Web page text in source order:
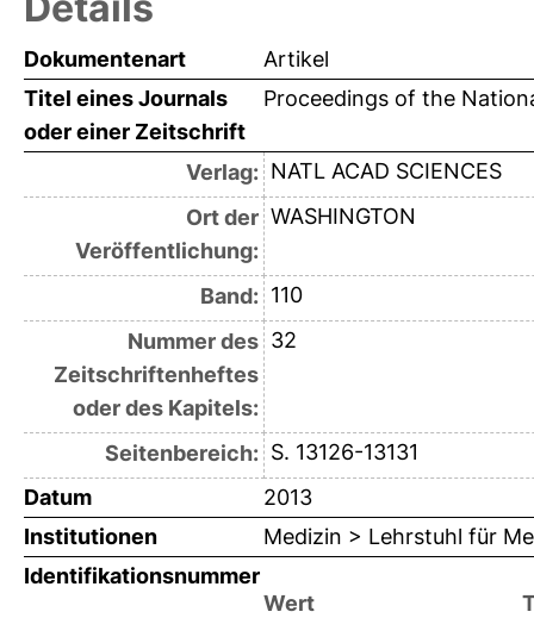
Dokumentenart
Artikel
Titel eines Journals
oder einer Zeitschrift
Proceedings of the
Verlag: NATL ACAD SCIENCES
Ort der
Veröffentlichung:
WASHINGTON
Band: 110
Nummer des
Zeitschriftenheftes
oder des Kapitels:
32
Seitenbereich: S. 13126-13131
Datum
2013
Institutionen
Medizin > Lehrstuhl für
Identifikationsnummer
Wert